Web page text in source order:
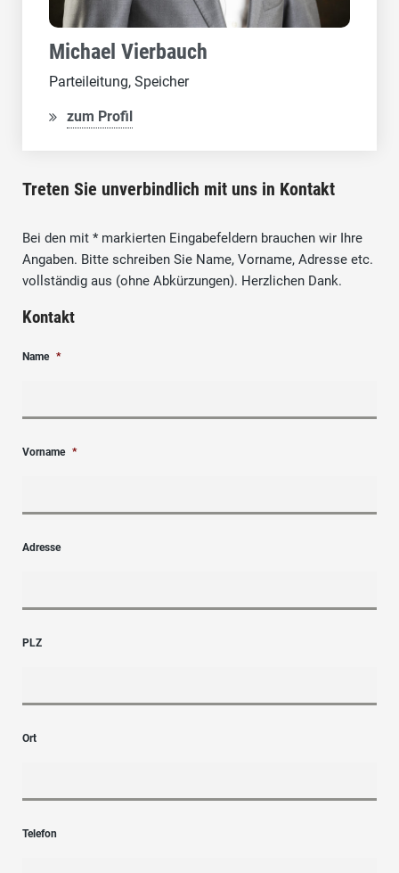
Michael Vierbauch
Parteileitung, Speicher
zum Profil
Treten Sie unverbindlich mit uns in Kontakt
Bei den mit * markierten Eingabefeldern brauchen wir Ihre
Angaben. Bitte schreiben Sie Name, Vorname, Adresse etc.
vollständig aus (ohne Abkürzungen). Herzlichen Dank.
Kontakt
Name *
Vorname *
Adresse
PLZ
Ort
Telefon